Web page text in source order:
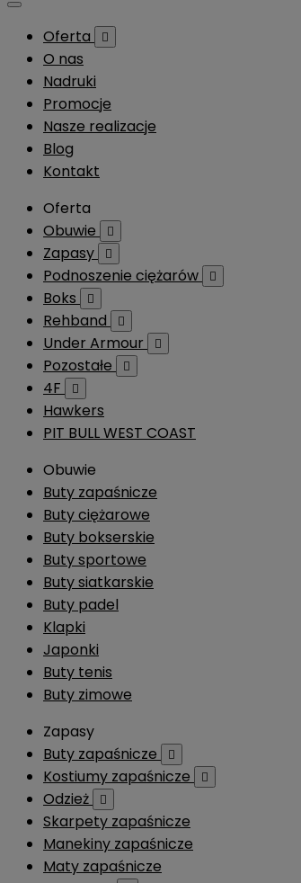
Oferta 
O nas
Nadruki
Promocje
Nasze realizacje
Blog
Kontakt
Oferta
Obuwie

Zapasy 
Podnoszenie ciężarów 
Boks 
Rehband 
Under Armour 
Pozostałe 
4F 
Hawkers
PIT BULL WEST COAST
Obuwie
Buty zapaśnicze
Buty ciężarowe
Buty bokserskie
Buty sportowe
Buty siatkarskie
Buty padel
Klapki
Japonki
Buty tenis
Buty zimowe
Zapasy
Buty zapaśnicze

Kostiumy zapaśnicze 
Odzież 
Skarpety zapaśnicze
Manekiny zapaśnicze
Maty zapaśnicze